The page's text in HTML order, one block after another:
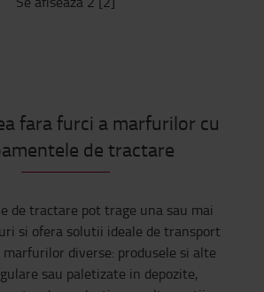
fara furci a marfurilor cu
de tractare
de tractare pot trage una sau mai
si ofera solutii ideale de transport
diverse: produsele si alte
sau paletizate in depozite,